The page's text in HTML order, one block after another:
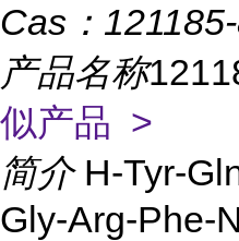
Cas：
产品名称
似产品 >
简介 H-Tyr-
Gly-Arg-Phe-